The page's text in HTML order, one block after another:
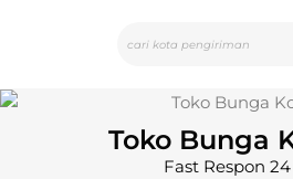
Toko Bunga
Fast Respon